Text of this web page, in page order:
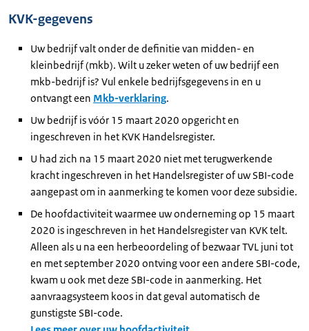
KVK-gegevens
Uw bedrijf valt onder de definitie van midden- en
kleinbedrijf (mkb). Wilt u zeker weten of uw bedrijf een
mkb-bedrijf is? Vul enkele bedrijfsgegevens in en u
ontvangt een Mkb-verklaring.
Uw bedrijf is vóór 15 maart 2020 opgericht en
ingeschreven in het KVK Handelsregister.
U had zich na 15 maart 2020 niet met terugwerkende
kracht ingeschreven in het Handelsregister of uw SBI-code
aangepast om in aanmerking te komen voor deze subsidie.
De hoofdactiviteit waarmee uw onderneming op 15 maart
2020 is ingeschreven in het Handelsregister van KVK telt.
Alleen als u na een herbeoordeling of bezwaar TVL juni tot
en met september 2020 ontving voor een andere SBI-code,
kwam u ook met deze SBI-code in aanmerking. Het
aanvraagsysteem koos in dat geval automatisch de
gunstigste SBI-code.